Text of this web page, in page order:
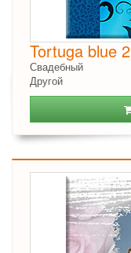
Tortuga blue 2
Свадебный
Другой